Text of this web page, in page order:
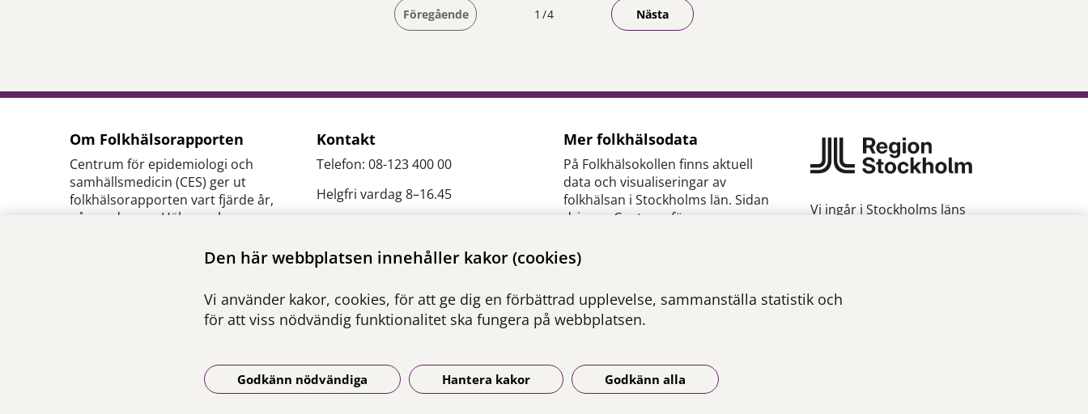
Den här webbplatsen innehåller kakor (cookies)
Vi använder kakor, cookies, för att ge dig en förbättrad upplevelse, sammanställa statistik och
för att viss nödvändig funktionalitet ska fungera på webbplatsen.
Godkänn nödvändiga Hantera kakor Godkänn alla
Föregående Du är på sida
1 4 Nästa
Om Folkhälsorapporten
Centrum för epidemiologi och
samhällsmedicin (CES) ger ut
folkhälsorapporten vart fjärde år,
på uppdrag av Hälso- och
Kontakt
Telefon: 08-123 400 00
Helgfri vardag 8–16.45
se
Presskontakter
Mer folkhälsodata
På Folkhälsokollen finns aktuell
data och visualiseringar av
folkhälsan i Stockholms län. Sidan
drivs av Centrum för
samhällsmedicin inom Region
Stockholm.
Besök webbplatsen
folkhalsokollen.se
Vi ingår i Stockholms läns
Om webbplatsen